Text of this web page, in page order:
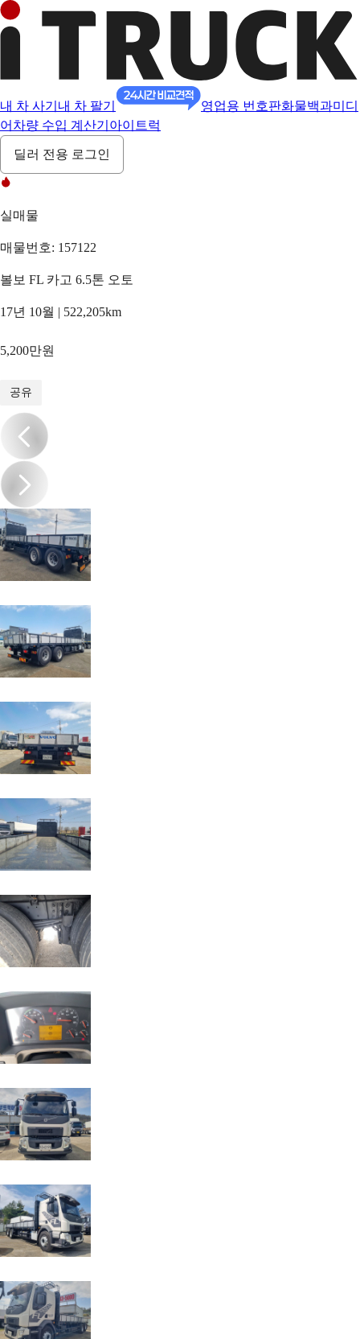
내 차 사기 내 차 팔기 영업용 번호판화물백과미디
어 차량 수입 계산기 아이트럭
딜러 전용 로그인
실매물
매물번호: 157122
볼보 FL 카고 6.5톤 오토
17년 10월 | 522,205km
5,200만원
공유
/9